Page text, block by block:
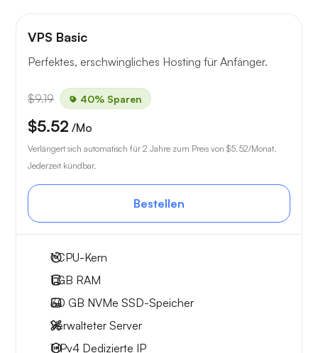
VPS Basic
Perfektes, erschwingliches Hosting für Anfänger.
$9.19 40% Sparen
$5.52 /Mo
Verlängert sich automatisch für 2 Jahre zum Preis von $5.52/Monat.
Jederzeit kündbar.
Bestellen
1CPU-Kern
1 GB RAM
30 GB NVMe SSD-Speicher
Verwalteter Server
1 IPv4 Dedizierte IP